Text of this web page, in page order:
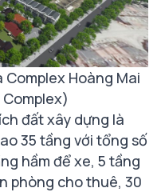
Hoàng Mai
đất xây dựng là
35 tầng với tổng số
hầm để xe, 5 tầng
phòng cho thuê, 30